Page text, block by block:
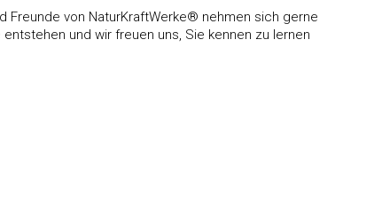
Freunde von NaturKraftWerke® nehmen sich gerne
und wir freuen uns, Sie kennen zu lernen